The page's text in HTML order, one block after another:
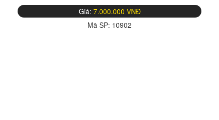
Giá: 7.000.000 VNĐ
Mã SP: 10902